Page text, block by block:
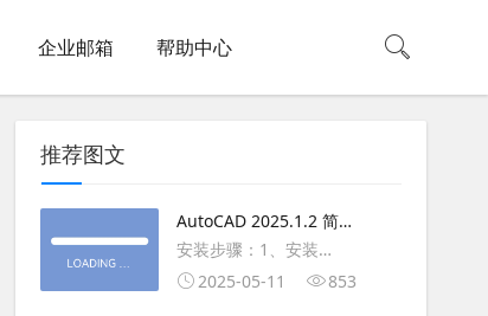
企业邮箱 帮助中心
推荐图文
AutoCAD 2025.1.2 简体
中文版（64位）破解版下
载
安装步骤：1、安装
2025-05-11 853